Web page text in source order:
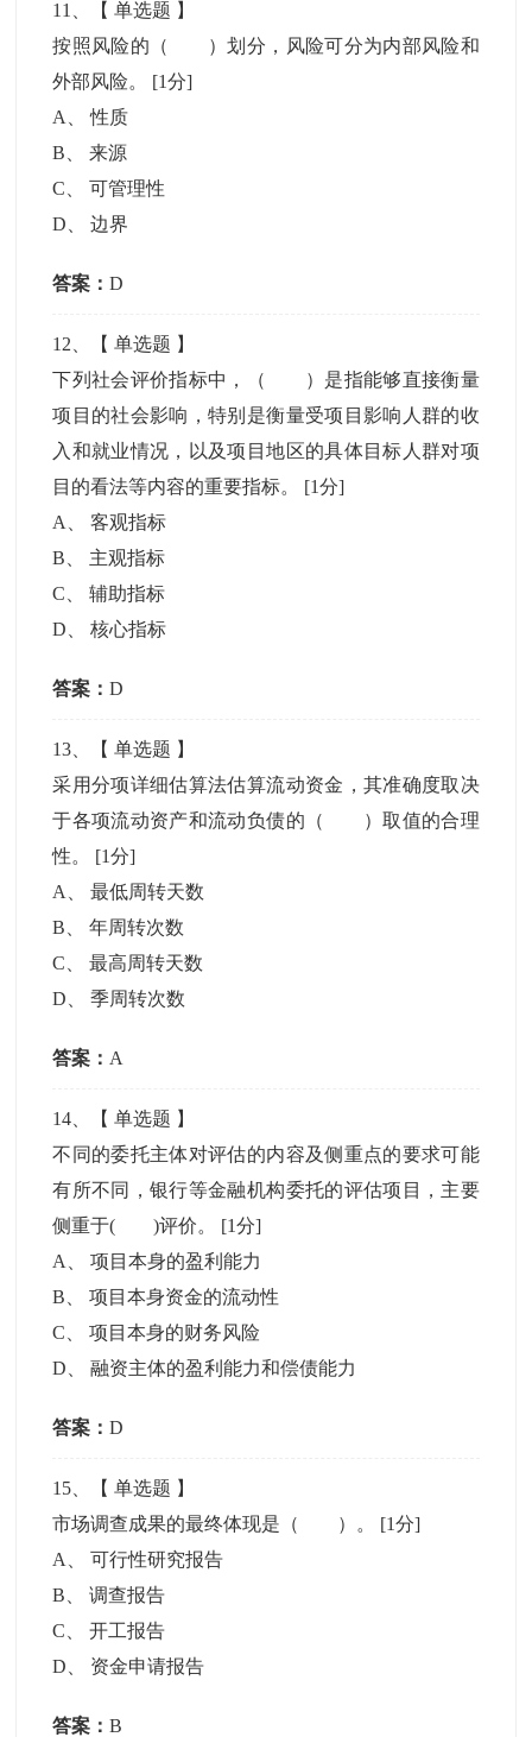
11 、【单选题 】
按照风险的（ ）划分，风险可分为内部风险和
外部风险。 [1分]
A
、性质
B 、来源
C 、可管理性
D 、边界
答案：D
12 、【单选题 】
下列社会评价指标中，（ ）是指能够直接衡量
项目的社会影响，特别是衡量受项目影响人群的收
入和就业情况，以及项目地区的具体目标人群对项
目的看法等内容的重要指标。 [1分]
A
、客观指标
B
主观指标
C 、辅助指标
D 、核心指标
答案：D
13 、【单选题 】
采用分项详细估算法估算流动资金，其准确度取决
于各项流动资产和流动负债的（ ）取值的合理
性。 [1分]
A
、最低周转天数
B 、年周转次数
C 、最高周转天数
D 、季周转次数
答案： A
14 、【单选题 】
不同的委托主体对评估的内容及侧重点的要求可能
有所不同，银行等金融机构委托的评估项目，主要
侧重于( )评价。 [1分]
A
、项目本身的盈利能力
B 、项目本身资金的流动性
C 、项目本身的财务风险
D 、融资主体的盈利能力和偿债能力
答案：D
15 、【单选题 】
市场调查成果的最终体现是（ ）。 [1分]
A
、可行性研究报告
B 、调查报告
C 、开工报告
D
资金申请报告
答案：B